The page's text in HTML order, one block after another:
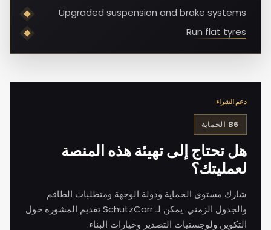
Upgraded suspension and brake systems
Run flat tyres
دعم الشراء
B6 الحماية
هل تحتاج إلى تهيئة هذه المنصة
لعمليتك؟
شارك مستوى الحماية ودولة الوجهة ومتطلبات الطاقم
والجدول الزمني. يمكن لـ SchutzCarr تقديم المشورة حول
التكوين ولوجستيات التصدير وخيارات البناء.